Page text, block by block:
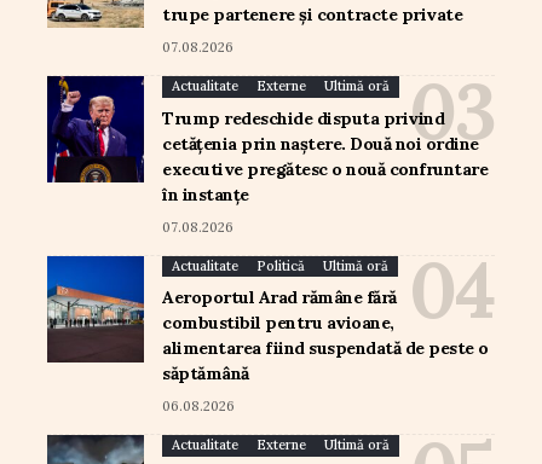
trupe partenere și contracte private
07.08.2026
Actualitate Externe Ultimă oră
Trump redeschide disputa privind
cetățenia prin naștere. Două noi ordine
executive pregătesc o nouă confruntare
în instanțe
07.08.2026
Actualitate Politică Ultimă oră
Aeroportul Arad rămâne fără
combustibil pentru avioane,
alimentarea fiind suspendată de peste o
săptămână
06.08.2026
Actualitate Externe Ultimă oră